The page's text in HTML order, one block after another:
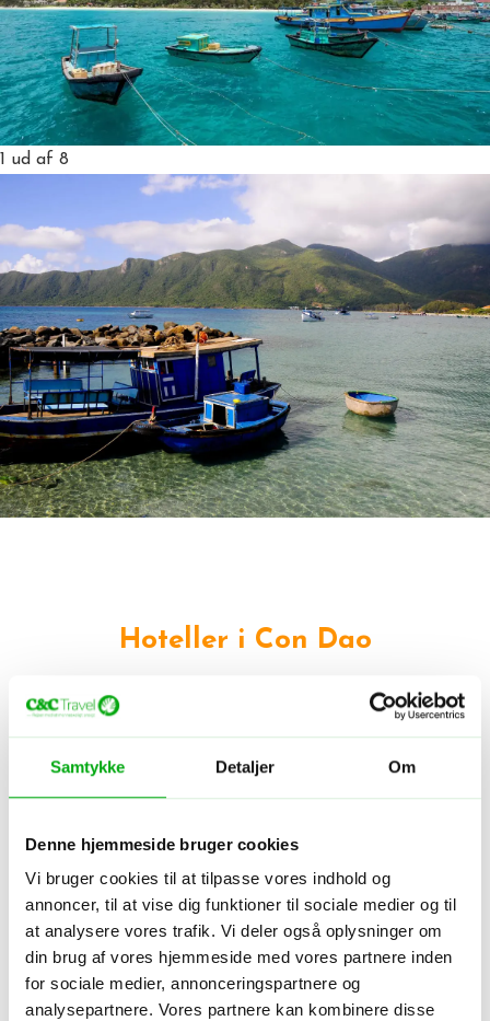
Samtykke Detaljer Om
Denne hjemmeside bruger cookies
Vi bruger cookies til at tilpasse vores indhold og
annoncer, til at vise dig funktioner til sociale medier og til
at analysere vores trafik. Vi deler også oplysninger om
din brug af vores hjemmeside med vores partnere inden
for sociale medier, annonceringspartnere og
analysepartnere. Vores partnere kan kombinere disse
1 ud af 8
Hoteller i Con Dao
Hotel - Vietnam - Con Dao
Poulo Condor Boutique Resort &
Spa